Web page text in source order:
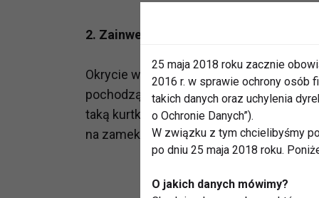
2. Zainwestuj w dobrą kurtkę
Okrycie wierzchnie chroni nas przed
pochodzącą z naszego ciała i
taką kurtkę, która oprócz dobrej jakości
na zamek. Dzięki temu możemy zabrać
25 maja 2018 roku zacznie
2016 r. w sprawie ochrony osób
takich danych oraz uchylenia
o Ochronie Danych”).
W związku z tym chcielibyśmy
po dniu 25 maja 2018 roku.
O jakich danych mówimy?